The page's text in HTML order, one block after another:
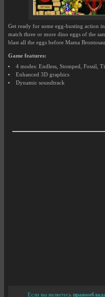
Get ready for some egg-busting action
match three or more dino eggs of the
blast all the eggs before Mama
Game features:
4 modes: Endless, Stomped, Fossil,
Enhanced 3D graphics
Dynamic soundtrack
Если вы являетесь